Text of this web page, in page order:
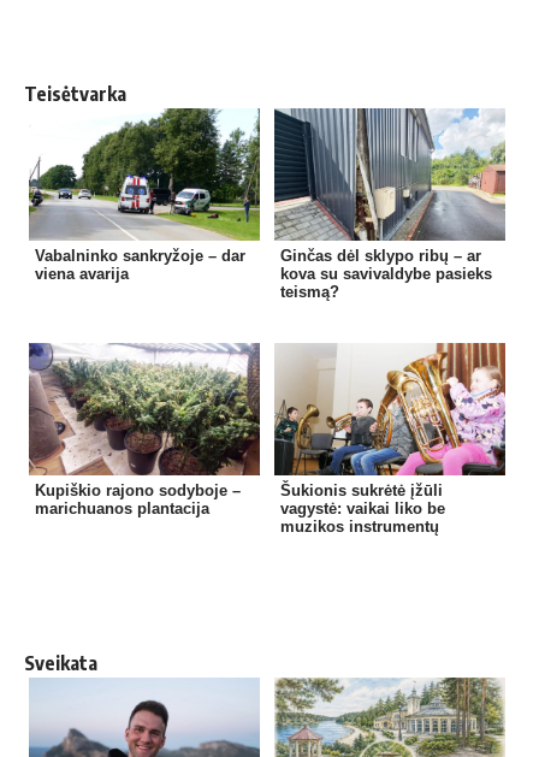
Teisėtvarka
Vabalninko sankryžoje – dar
viena avarija
Ginčas dėl sklypo ribų – ar
kova su savivaldybe pasieks
teismą?
Kupiškio rajono sodyboje –
marichuanos plantacija
Šukionis sukrėtė įžūli
vagystė: vaikai liko be
muzikos instrumentų
Sveikata